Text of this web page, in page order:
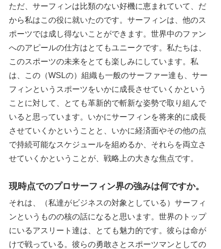
ただ、サーフィンは比類のない好機に恵まれていて、だ
から私はこの役に就いたのです。サーフィンは、他のス
ポーツでは成し得ないことができます。世界中のファン
へのアピールの仕方はとてもユニークです。私たちは、
このスポーツの未来をとても楽しみにしています。私
は、この（WSLの）組織も一般のサーファー達も、サー
フィンというスポーツをいかに成長させていくかという
ことに対して、とても革新的で斬新な姿勢で取り組んで
いると思っています。いかにサーフィンを将来的に成長
させていくかということと、いかに経済面やその他の点
で持続可能なスケジュールを組めるか、それらを両立さ
せていくかということが、戦略上の大きな焦点です。
現時点でのプロサーフィン界の強みは何ですか。
それは、（私達がビジネスの対象としている）サーフィ
ンというものの核の話になると思います。世界のトップ
にいるアスリート達は、とても魅力的です。彼らは命が
けで戦っている。彼らの勇敢さとスポーツマンとしての